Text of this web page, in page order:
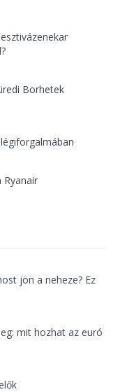
Borhetek
jön a neheze? Ez
mit hozhat az euró